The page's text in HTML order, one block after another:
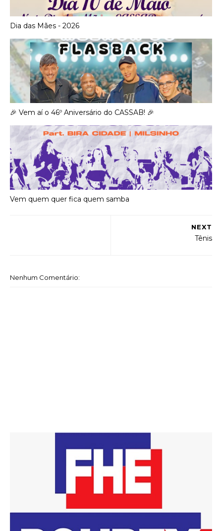
Dia das Mães - 2026
🎉 Vem aí o 46º Aniversário do CASSAB! 🎉
Vem quem quer fica quem samba
NEXT
Tênis
Nenhum Comentário: